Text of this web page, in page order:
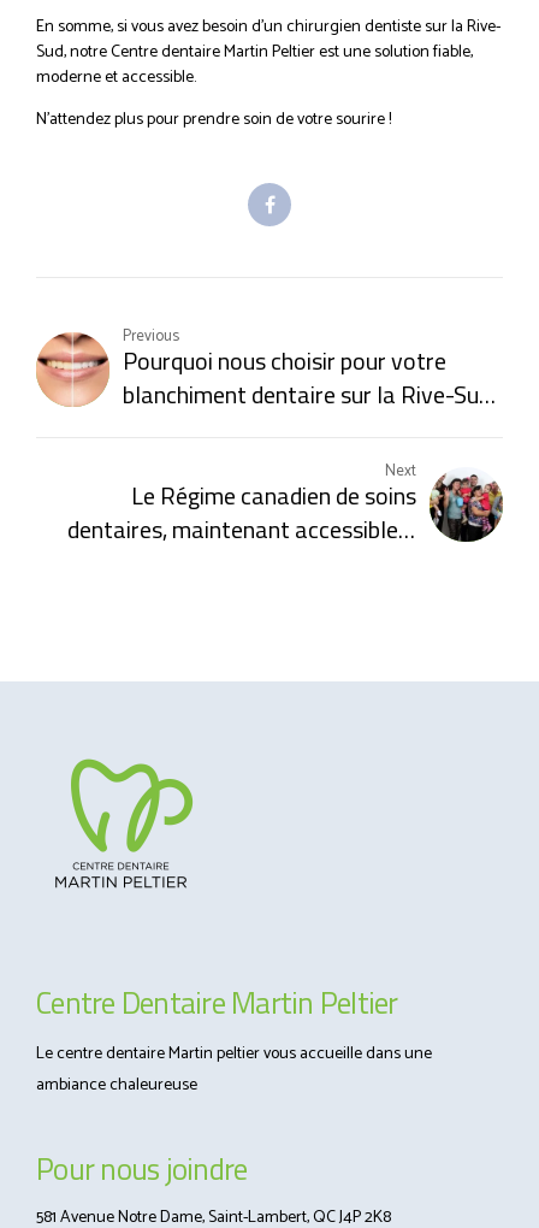
En somme, si vous avez besoin d’un chirurgien dentiste sur la Rive-
Sud, notre Centre dentaire Martin Peltier est une solution fiable,
moderne et accessible.
N’attendez plus pour prendre soin de votre sourire !
Previous
Pourquoi nous choisir pour votre
blanchiment dentaire sur la Rive-Sud
Next
Le Régime canadien de soins
dentaires, maintenant accessible à
Centre Dentaire Martin Peltier
Le centre dentaire Martin peltier vous accueille dans une
ambiance chaleureuse
Pour nous joindre
581 Avenue Notre Dame, Saint-Lambert, QC J4P 2K8